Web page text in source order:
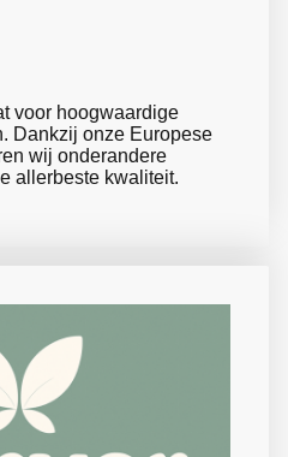
voor hoogwaardige
Dankzij onze Europese
wij onderandere
allerbeste kwaliteit.